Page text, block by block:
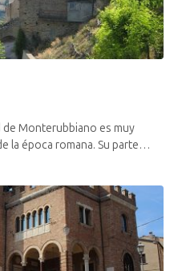
de Monterubbiano es muy
la época romana. Su parte